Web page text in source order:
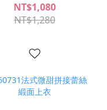
NT$1,080
NT$1,280